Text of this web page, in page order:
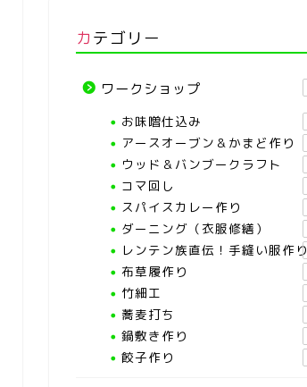
カテゴリー
ワークショップ
お味噌仕込み
アースオーブン＆かまど作り
ウッド＆バンブークラフト
コマ回し
スパイスカレー作り
ダーニング（衣服修繕）
レンテン族直伝！手縫い服作り
布草履作り
竹細工
蕎麦打ち
鍋敷き作り
餃子作り